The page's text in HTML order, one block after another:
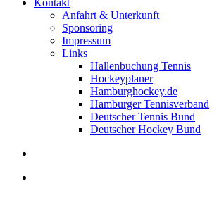
Kontakt
Anfahrt & Unterkunft
Sponsoring
Impressum
Links
Hallenbuchung Tennis
Hockeyplaner
Hamburghockey.de
Hamburger Tennisverband
Deutscher Tennis Bund
Deutscher Hockey Bund